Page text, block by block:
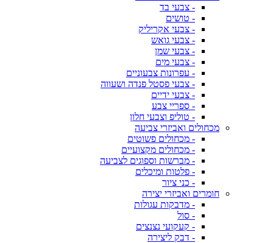
- צבעי בד
- טושים
- צבעי אקריליק
- צבעי גואש
- צבעי שמן
- צבעי מים
- עפרונות צבעוניים
- צבעי פסטל פנדה ושעווה
- צבעי ידיים
- ספריי צבע
- טוליפ וצבעי חלון
מכחולים ואביזרי צביעה
- מכחולים פשוטים
- מכחולים מקצועיים
- מברשות וספוגים לצביעה
- פלטות ומיכלים
- כני ציור
חומרים ואביזרי יצירה
- מדבקות עגולות
- סול
- קעקועי נצנצים
- דבק ליצירה